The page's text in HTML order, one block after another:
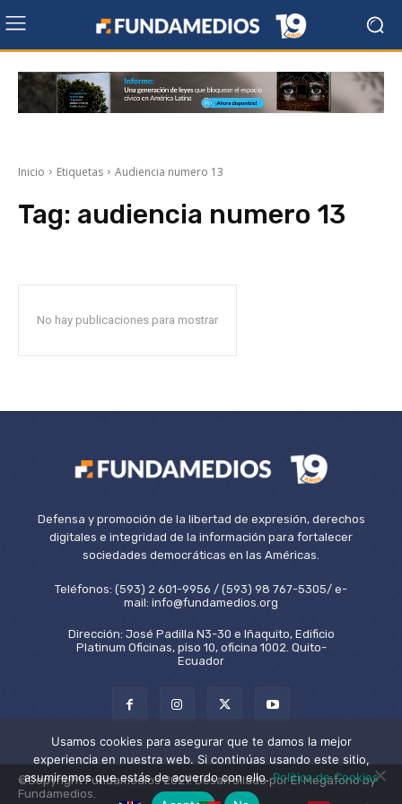
Inicio Etiquetas Audiencia numero 13
Tag: audiencia numero 13
No hay publicaciones para mostrar
Defensa y promoción de la libertad de expresión, derechos
digitales e integridad de la información para fortalecer
sociedades democráticas en las Américas.
Teléfonos: (593) 2 601-9956 / (593) 98 767-5305/ e-
mail: info@fundamedios.org
Dirección: José Padilla N3-30 e Iñaquito, Edificio
Platinum Oficinas, piso 10, oficina 1002. Quito-
Ecuador
©Copyright Fundamedios 2021. Desarrollado por El Megáfono by
Fundamedios.
Usamos cookies para asegurar que te damos la mejor
experiencia en nuestra web. Si continúas usando este sitio,
asumiremos que estás de acuerdo con ello.Política de Cookies